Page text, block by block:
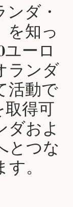
ダ・
を知っ
ーロ
ランダ
活動で
取得可
ダおよ
とつな
。